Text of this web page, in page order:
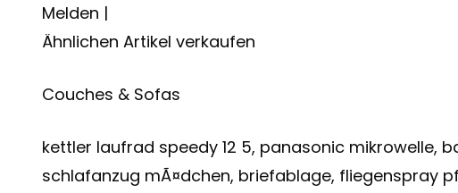
Melden |
Ähnlichen Artikel verkaufen
Couches & Sofas
kettler laufrad speedy 12 5, panasonic mikrowelle,
schlafanzug mÃ¤dchen, briefablage, fliegenspray